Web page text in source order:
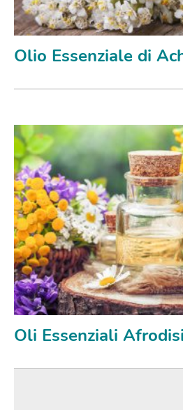
Olio Essenziale di
Oli Essenziali